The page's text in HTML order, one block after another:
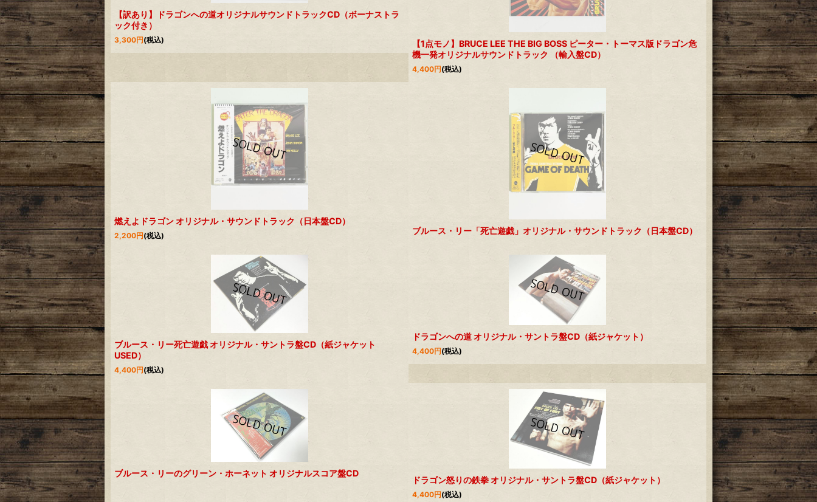
【訳あり】ドラゴンへの道オリジナルサウンドトラックCD（ボーナストラ
ック付き）
3,300円(税込)
【1点モノ】BRUCE LEE THE BIG BOSS ピーター・トーマス版ドラゴン危
機一発オリジナルサウンドトラック （輸入盤CD）
4,400円(税込)
燃えよドラゴン オリジナル・サウンドトラック（日本盤CD）
2,200円(税込) ブルース・リー「死亡遊戯」オリジナル・サウンドトラック（日本盤CD）
ブルース・リー死亡遊戯 オリジナル・サントラ盤CD（紙ジャケット
USED）
4,400円(税込)
ドラゴンへの道 オリジナル・サントラ盤CD（紙ジャケット）
4,400円(税込)
ブルース・リーのグリーン・ホーネット オリジナルスコア盤CD
ドラゴン怒りの鉄拳 オリジナル・サントラ盤CD（紙ジャケット）
4,400円(税込)